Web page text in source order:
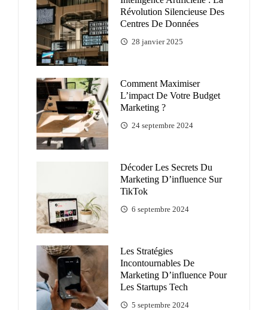
Révolution Silencieuse Des
Centres De Données
28 janvier 2025
Comment Maximiser
L’impact De Votre Budget
Marketing ?
24 septembre 2024
Décoder Les Secrets Du
Marketing D’influence Sur
TikTok
6 septembre 2024
Les Stratégies
Incontournables De
Marketing D’influence Pour
Les Startups Tech
5 septembre 2024